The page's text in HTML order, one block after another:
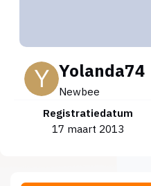
Yolanda74
Newbee
Registratiedatum
17 maart 2013